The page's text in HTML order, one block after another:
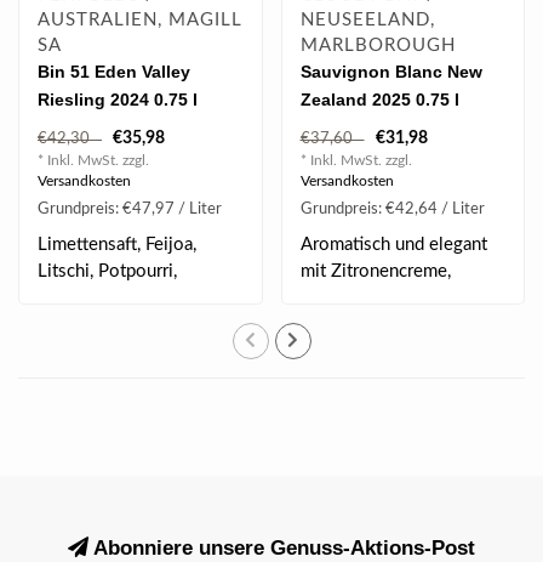
AUSTRALIEN, MAGILL
SA
Bin 51 Eden Valley
Riesling 2024 0.75 l
€42,30 €35,98
* Inkl. MwSt. zzgl.
Versandkosten
Grundpreis: €47,97 / Liter
Limettensaft, Feijoa,
Litschi, Potpourri,
NEUSEELAND,
MARLBOROUGH
Sauvignon Blanc New
Zealand 2025 0.75 l
€37,60 €31,98
* Inkl. MwSt. zzgl.
Versandkosten
Grundpreis: €42,64 / Liter
Aromatisch und elegant
mit Zitronencreme,
Abonniere unsere Genuss-Aktions-Post